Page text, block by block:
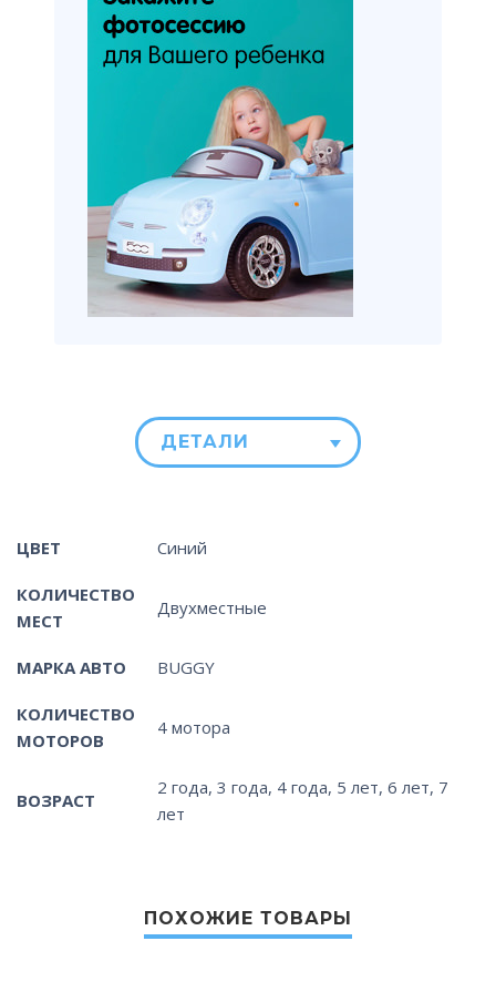
ДЕТАЛИ
ЦВЕТ Синий
КОЛИЧЕСТВО
МЕСТ
Двухместные
МАРКА АВТО BUGGY
КОЛИЧЕСТВО
МОТОРОВ
4 мотора
ВОЗРАСТ
2 года, 3 года, 4 года, 5 лет, 6 лет, 7
лет
ПОХОЖИЕ ТОВАРЫ